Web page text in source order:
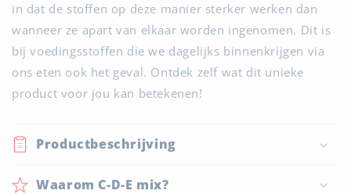
in dat de stoffen op deze manier sterker werken dan
wanneer ze apart van elkaar worden ingenomen. Dit is
bij voedingsstoffen die we dagelijks binnenkrijgen via
ons eten ook het geval. Ontdek zelf wat dit unieke
product voor jou kan betekenen!
Productbeschrijving
Waarom C-D-E mix?